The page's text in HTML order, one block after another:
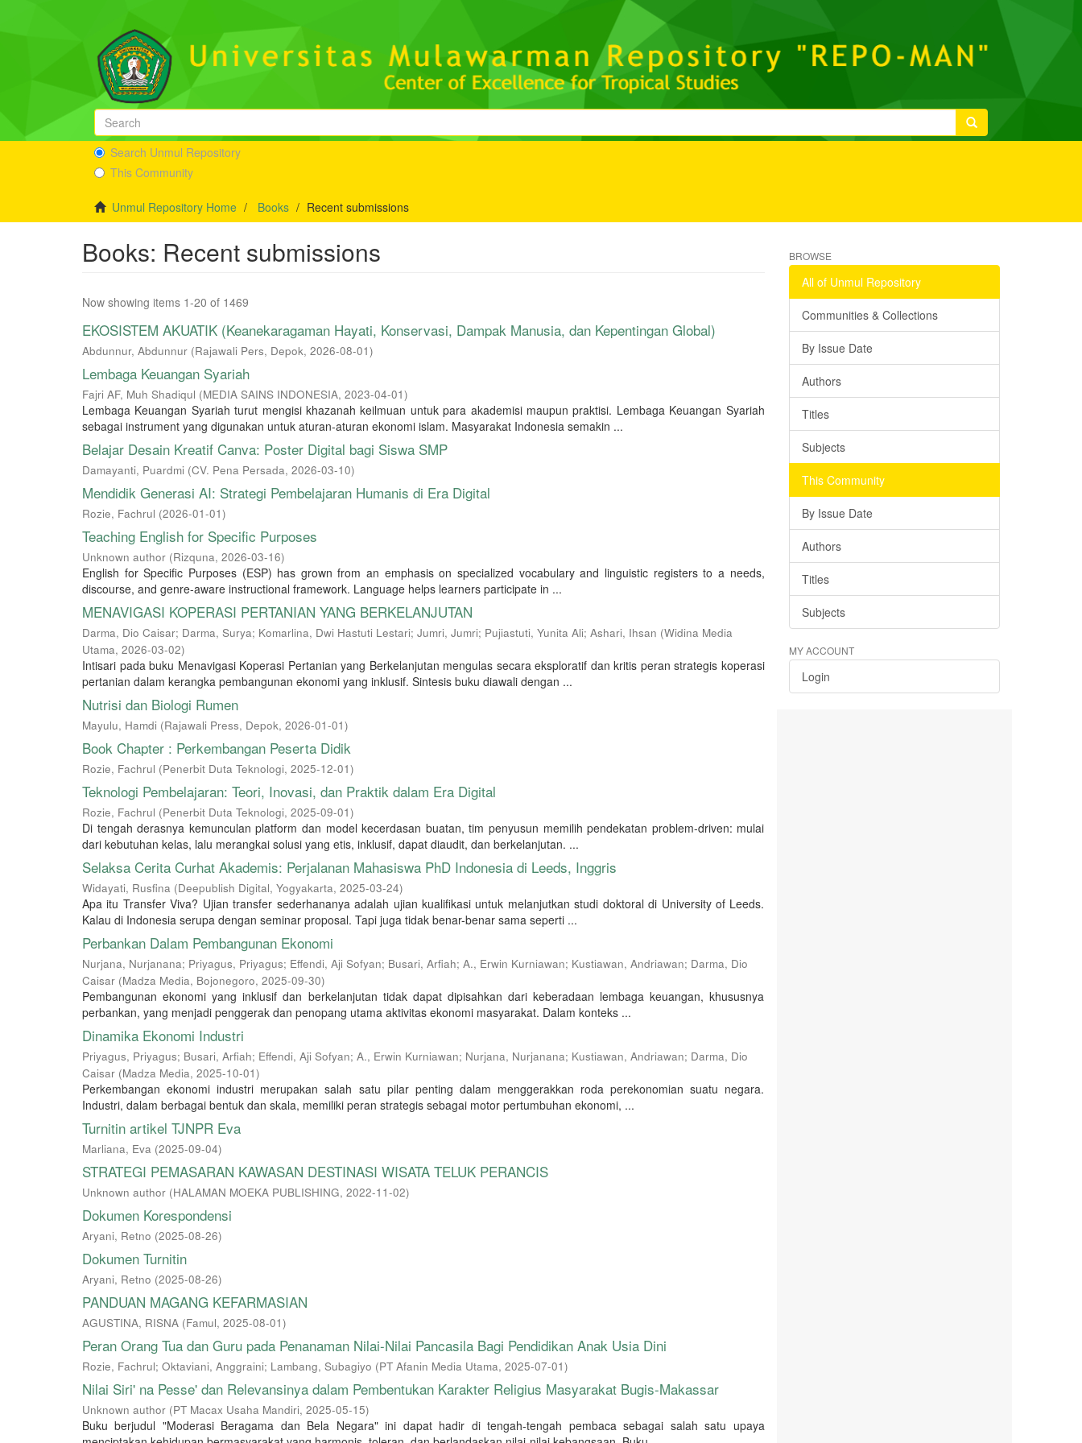
Search Unmul Repository
This Community
Unmul Repository Home Books Recent submissions
Books: Recent submissions
Now showing items 1-20 of 1469
EKOSISTEM AKUATIK (Keanekaragaman Hayati, Konservasi, Dampak Manusia, dan Kepentingan Global)
Abdunnur, Abdunnur (Rajawali Pers, Depok, 2026-08-01)
Lembaga Keuangan Syariah
Fajri AF, Muh Shadiqul (MEDIA SAINS INDONESIA, 2023-04-01)
Lembaga Keuangan Syariah turut mengisi khazanah keilmuan untuk para akademisi maupun praktisi. Lembaga Keuangan Syariah
sebagai instrument yang digunakan untuk aturan-aturan ekonomi islam. Masyarakat Indonesia semakin ...
Belajar Desain Kreatif Canva: Poster Digital bagi Siswa SMP
Damayanti, Puardmi (CV. Pena Persada, 2026-03-10)
Mendidik Generasi AI: Strategi Pembelajaran Humanis di Era Digital
Rozie, Fachrul (2026-01-01)
Teaching English for Specific Purposes
Unknown author (Rizquna, 2026-03-16)
English for Specific Purposes (ESP) has grown from an emphasis on specialized vocabulary and linguistic registers to a needs,
discourse, and genre-aware instructional framework. Language helps learners participate in ...
MENAVIGASI KOPERASI PERTANIAN YANG BERKELANJUTAN
Darma, Dio Caisar; Darma, Surya; Komarlina, Dwi Hastuti Lestari; Jumri, Jumri; Pujiastuti, Yunita Ali; Ashari, Ihsan (Widina Media
Utama, 2026-03-02)
Intisari pada buku Menavigasi Koperasi Pertanian yang Berkelanjutan mengulas secara eksploratif dan kritis peran strategis koperasi
pertanian dalam kerangka pembangunan ekonomi yang inklusif. Sintesis buku diawali dengan ...
Nutrisi dan Biologi Rumen
Mayulu, Hamdi (Rajawali Press, Depok, 2026-01-01)
Book Chapter : Perkembangan Peserta Didik
Rozie, Fachrul (Penerbit Duta Teknologi, 2025-12-01)
Teknologi Pembelajaran: Teori, Inovasi, dan Praktik dalam Era Digital
Rozie, Fachrul (Penerbit Duta Teknologi, 2025-09-01)
Di tengah derasnya kemunculan platform dan model kecerdasan buatan, tim penyusun memilih pendekatan problem-driven: mulai
dari kebutuhan kelas, lalu merangkai solusi yang etis, inklusif, dapat diaudit, dan berkelanjutan. ...
Selaksa Cerita Curhat Akademis: Perjalanan Mahasiswa PhD Indonesia di Leeds, Inggris
Widayati, Rusfina (Deepublish Digital, Yogyakarta, 2025-03-24)
Apa itu Transfer Viva? Ujian transfer sederhananya adalah ujian kualifikasi untuk melanjutkan studi doktoral di University of Leeds.
Kalau di Indonesia serupa dengan seminar proposal. Tapi juga tidak benar-benar sama seperti ...
Perbankan Dalam Pembangunan Ekonomi
Nurjana, Nurjanana; Priyagus, Priyagus; Effendi, Aji Sofyan; Busari, Arfiah; A., Erwin Kurniawan; Kustiawan, Andriawan; Darma, Dio
Caisar (Madza Media, Bojonegoro, 2025-09-30)
Pembangunan ekonomi yang inklusif dan berkelanjutan tidak dapat dipisahkan dari keberadaan lembaga keuangan, khususnya
perbankan, yang menjadi penggerak dan penopang utama aktivitas ekonomi masyarakat. Dalam konteks ...
Dinamika Ekonomi Industri
Priyagus, Priyagus; Busari, Arfiah; Effendi, Aji Sofyan; A., Erwin Kurniawan; Nurjana, Nurjanana; Kustiawan, Andriawan; Darma, Dio
Caisar (Madza Media, 2025-10-01)
Perkembangan ekonomi industri merupakan salah satu pilar penting dalam menggerakkan roda perekonomian suatu negara.
Industri, dalam berbagai bentuk dan skala, memiliki peran strategis sebagai motor pertumbuhan ekonomi, ...
Turnitin artikel TJNPR Eva
Marliana, Eva (2025-09-04)
STRATEGI PEMASARAN KAWASAN DESTINASI WISATA TELUK PERANCIS
Unknown author (HALAMAN MOEKA PUBLISHING, 2022-11-02)
Dokumen Korespondensi
Aryani, Retno (2025-08-26)
Dokumen Turnitin
Aryani, Retno (2025-08-26)
PANDUAN MAGANG KEFARMASIAN
AGUSTINA, RISNA (Famul, 2025-08-01)
Peran Orang Tua dan Guru pada Penanaman Nilai-Nilai Pancasila Bagi Pendidikan Anak Usia Dini
Rozie, Fachrul; Oktaviani, Anggraini; Lambang, Subagiyo (PT Afanin Media Utama, 2025-07-01)
Nilai Siri' na Pesse' dan Relevansinya dalam Pembentukan Karakter Religius Masyarakat Bugis-Makassar
Unknown author (PT Macax Usaha Mandiri, 2025-05-15)
Buku berjudul "Moderasi Beragama dan Bela Negara" ini dapat hadir di tengah-tengah pembaca sebagai salah satu upaya
BROWSE
All of Unmul Repository
Communities & Collections
By Issue Date
Authors
Titles
Subjects
This Community
By Issue Date
Authors
Titles
Subjects
MY ACCOUNT
Login